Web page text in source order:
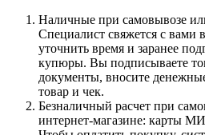
Наличные при самовывозе
Специалист свяжется с вами
уточнить время и заранее
купюры. Вы подписываете
документы, вносите
товар и чек.
Безналичный расчет при
интернет-магазине: карты